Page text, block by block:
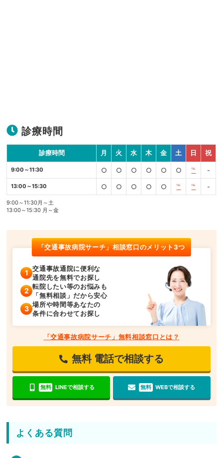
診療時間
診療時間 月 火 水 木 金 土 日 祝
9:00～11:30 ○ ○ ○ ○ ○ ○ ℡ -
13:00～15:30 ○ ○ ○ ○ ○ ℡ ℡ -
9:00～11:30月～土
13:00～15:30 月～金
「交通事故病院サーチ」相談窓口のメリット3つ
交通事故通院に便利な
通院先を無料でお探し
転院したい等のお悩みも
「無料相談」だから安心
場所や時間等あなたの
条件に合わせてお探し
「交通事故病院サーチ」無料相談窓口とは？
無料 電話で相談する
無料 LINEで相談する 無料 WEBで相談する
よくある質問